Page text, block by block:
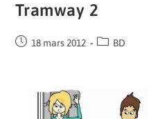
Tramway 2
18 mars 2012 BD